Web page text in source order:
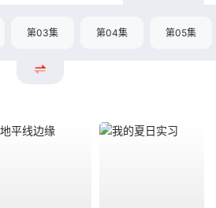
第03集 第04集 第05集